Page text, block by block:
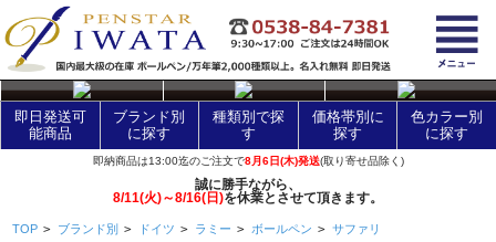
layer Control
即日発送可
能商品
ブランド別
に探す
種類別で探
す
価格帯別に
探す
色カラー別
に探す
即納商品は13:00迄のご注文で8月6日(木)発送(取り寄せ品除く)
誠に勝手ながら、
8/11(火)～8/16(日)を休業とさせて頂きます。
TOP > ブランド別 > ドイツ > ラミー > ボールペン > サファリ